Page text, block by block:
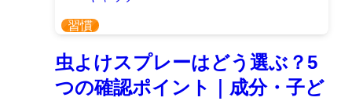
習慣
虫よけスプレーはどう選ぶ？5
つの確認ポイント｜成分・子ど